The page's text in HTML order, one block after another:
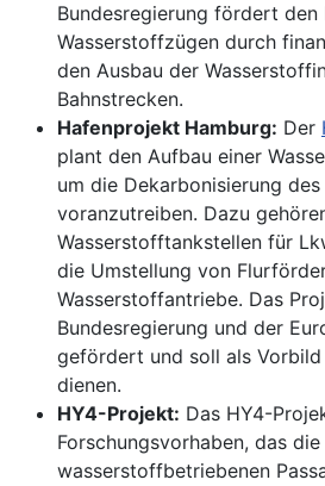
Bundesregierung fördert den
Wasserstoffzügen durch
den Ausbau der
Bahnstrecken.
Hafenprojekt Hamburg: Der
plant den Aufbau einer
um die Dekarbonisierung
voranzutreiben. Dazu
Wasserstofftankstellen für
die Umstellung von
Wasserstoffantriebe. Das
Bundesregierung und der
gefördert und soll als
dienen.
HY4-Projekt: Das HY4-
Forschungsvorhaben, das
wasserstoffbetriebenen